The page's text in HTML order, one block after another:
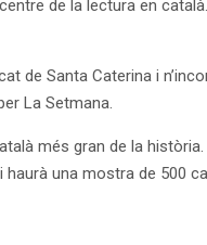
de la lectura en
de Santa Caterina i
La Setmana.
més gran de la
haurà una mostra de